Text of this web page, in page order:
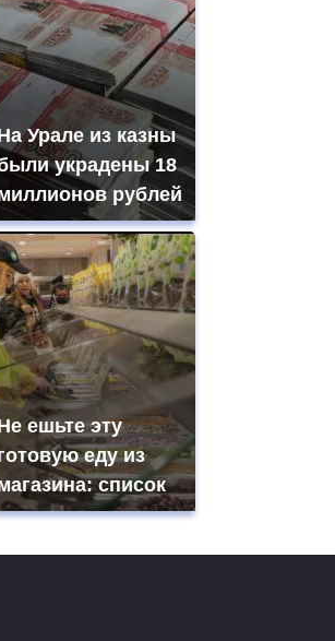
Урале из казны
украдены 18
рублей
ешьте эту
еду из
список